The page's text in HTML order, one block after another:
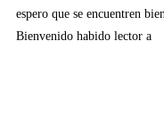
espero que se encuentren
Bienvenido habido lector a